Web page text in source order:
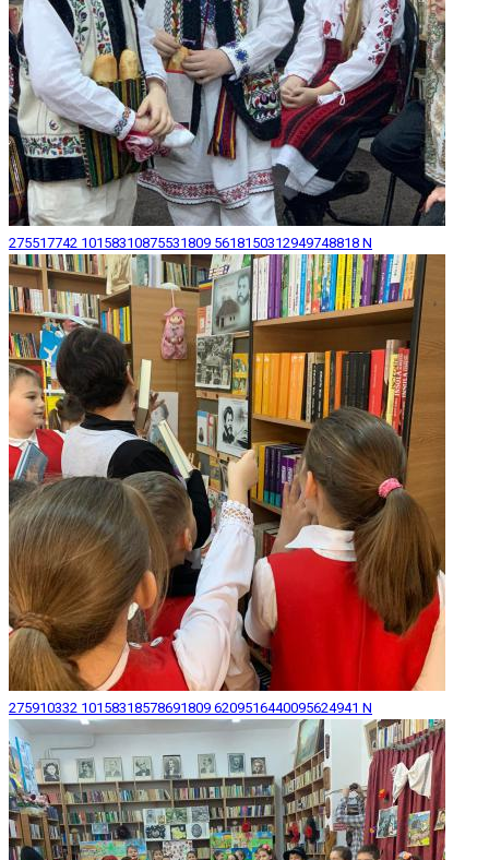
275517742 10158310875531809 5618150312949748818 N
275910332 10158318578691809 6209516440095624941 N